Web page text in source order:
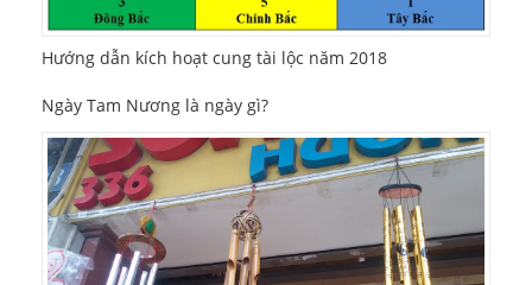
Hướng dẫn kích hoạt cung tài lộc năm 2018
Ngày Tam Nương là ngày gì?